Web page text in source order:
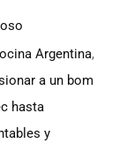
Argentina,
a un bom
hasta
y